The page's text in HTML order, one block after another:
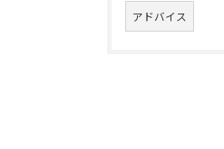
アドバイス